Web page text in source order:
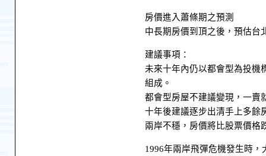
房價進入蕭條期之預測
中長期房價到頂之後，預估台
建議事項：
未來十年內仍以都會型為投機
組成。
都會型房屋不建議變現，一賣
十年後建議逐步出清手上多餘
兩岸不穩，房價將比股票價格
1996年兩岸飛彈危機發生時